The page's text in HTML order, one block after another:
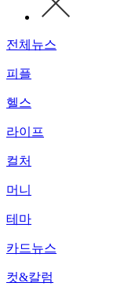
전체뉴스
피플
헬스
라이프
컬처
머니
테마
카드뉴스
컷&칼럼